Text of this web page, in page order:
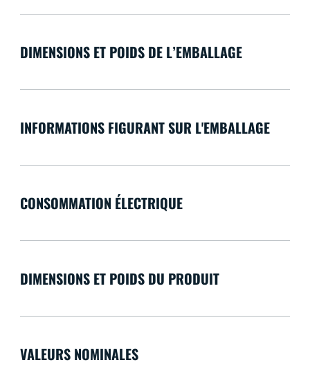
DIMENSIONS ET POIDS DE L’EMBALLAGE
INFORMATIONS FIGURANT SUR L'EMBALLAGE
CONSOMMATION ÉLECTRIQUE
DIMENSIONS ET POIDS DU PRODUIT
VALEURS NOMINALES